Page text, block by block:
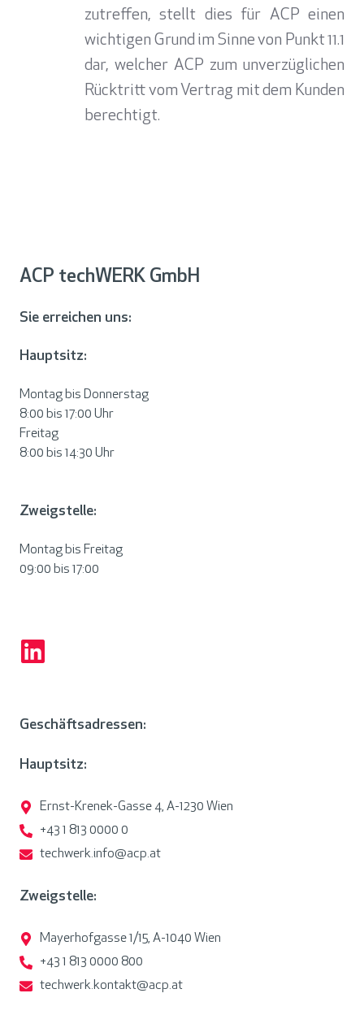
zutreffen, stellt dies für ACP einen
wichtigen Grund im Sinne von Punkt 11.1
dar, welcher ACP zum unverzüglichen
Rücktritt vom Vertrag mit dem Kunden
berechtigt.
ACP techWERK GmbH
Sie erreichen uns:
Hauptsitz:
Montag bis Donnerstag
8:00 bis 17:00 Uhr
Freitag
8:00 bis 14:30 Uhr
Zweigstelle:
Montag bis Freitag
09:00 bis 17:00
Geschäftsadressen:
Hauptsitz:
Ernst-Krenek-Gasse 4, A-1230 Wien
+43 1 813 0000 0
techwerk.info@acp.at
Zweigstelle:
Mayerhofgasse 1/15, A-1040 Wien
+43 1 813 0000 800
techwerk.kontakt@acp.at